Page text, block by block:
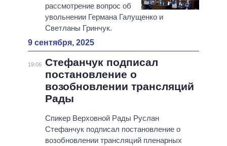
рассмотрение вопрос об
увольнении Германа Галущенко и
Светланы Гринчук.
9 сентября, 2025
19:06 Стефанчук подписал
постановление о
возобновлении трансляций
Рады
Спикер Верховной Рады Руслан
Стефанчук подписал постановление о
возобновлении трансляций пленарных